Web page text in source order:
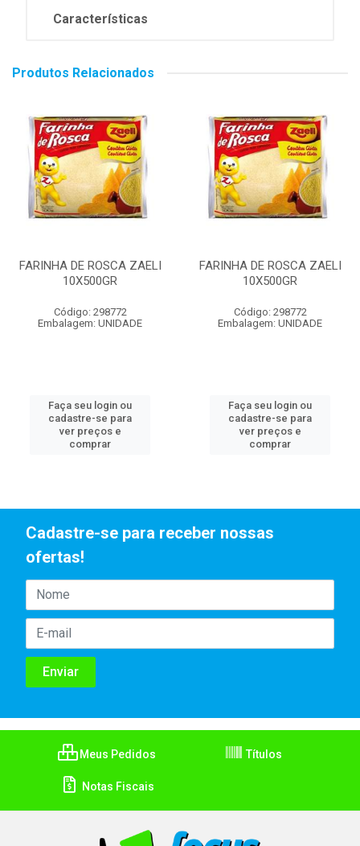
Características
Produtos Relacionados
FARINHA DE ROSCA ZAELI
10X500GR
Código: 298772
Embalagem: UNIDADE
Faça seu login ou
cadastre-se para
ver preços e
comprar
FARINHA DE ROSCA ZAELI
10X500GR
Código: 298772
Embalagem: UNIDADE
Faça seu login ou
cadastre-se para
ver preços e
comprar
Cadastre-se para receber nossas
ofertas!
Meus Pedidos Títulos
Notas Fiscais